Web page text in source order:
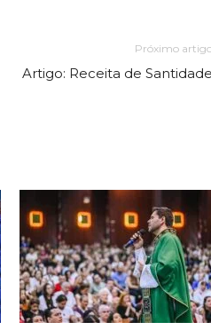
Próximo
Artigo: Receita de Santidade